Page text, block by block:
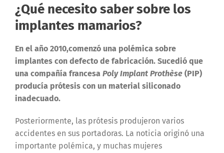
¿Qué necesito saber sobre los
implantes mamarios?
En el año 2010,comenzó una polémica sobre
implantes con defecto de fabricación. Sucedió que
una compañía francesa Poly Implant Prothèse(PIP)
producía prótesis con un material siliconado
inadecuado.
Posteriormente, las prótesis produjeron varios
accidentes en sus portadoras. La noticia originó una
importante polémica, y muchas mujeres